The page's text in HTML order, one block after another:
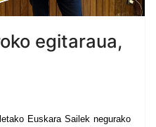
egitaraua,
Euskara Sailek negurako